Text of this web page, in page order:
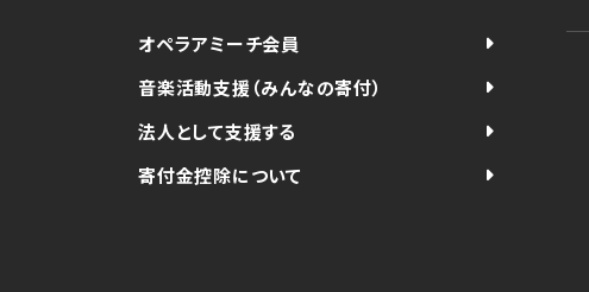
オペラアミーチ会員
音楽活動支援（みんなの寄付）
法人として支援する
寄付金控除について